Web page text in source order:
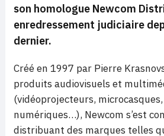
son homologue Newcom
enredressement judiciaire
dernier.
Créé en 1997 par Pierre
produits audiovisuels et
(vidéoprojecteurs,
numériques…), Newcom s’est
distribuant des marques telles